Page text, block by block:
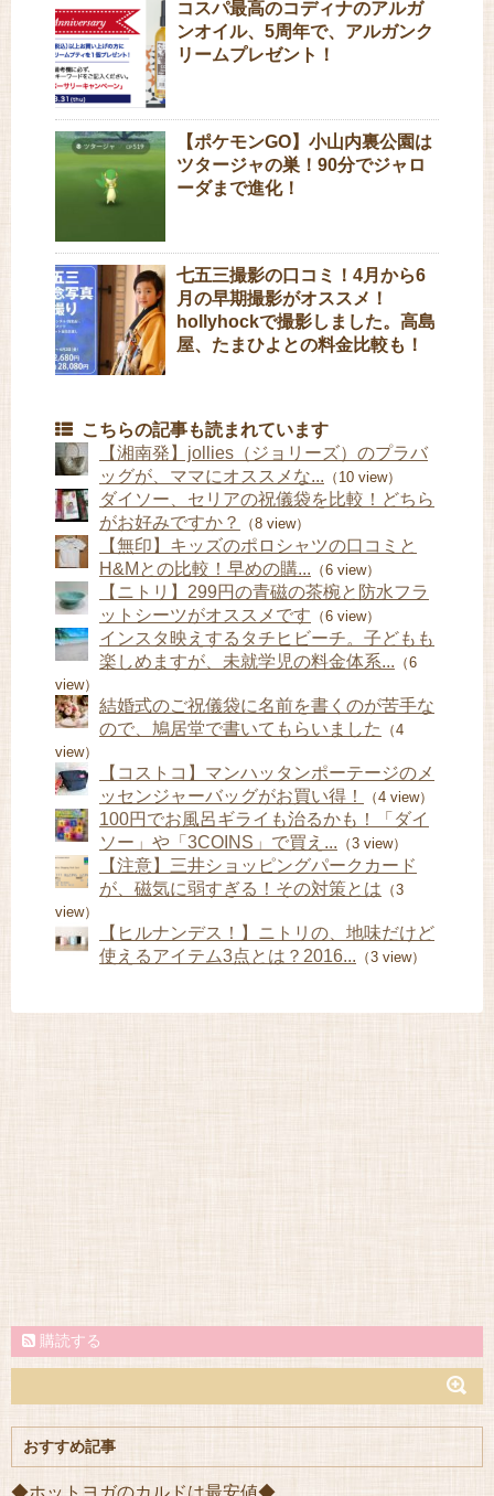
コスパ最高のコディナのアルガ
ンオイル、5周年で、アルガンク
リームプレゼント！
【ポケモンGO】小山内裏公園は
ツタージャの巣！90分でジャロ
ーダまで進化！
七五三撮影の口コミ！4月から6
月の早期撮影がオススメ！
hollyhockで撮影しました。高島
屋、たまひよとの料金比較も！
こちらの記事も読まれています
【湘南発】jollies（ジョリーズ）のプラバ
ッグが、ママにオススメな... （10 view）
ダイソー、セリアの祝儀袋を比較！どちら
がお好みですか？
（8 view）
【無印】キッズのポロシャツの口コミと
H&Mとの比較！早めの購... （6 view）
【ニトリ】299円の青磁の茶椀と防水フラ
ットシーツがオススメです （6 view）
インスタ映えするタチヒビーチ。子どもも
楽しめますが、未就学児の料金体系... （6
view）
結婚式のご祝儀袋に名前を書くのが苦手な
ので、鳩居堂で書いてもらいました
（4
view）
【コストコ】マンハッタンポーテージのメ
ッセンジャーバッグがお買い得！
（4 view）
100円でお風呂ギライも治るかも！「ダイ
ソー」や「3COINS」で買え... （3 view）
【注意】三井ショッピングパークカード
が、磁気に弱すぎる！その対策とは （3
view）
【ヒルナンデス！】ニトリの、地味だけど
使えるアイテム3点とは？2016... （3 view）
購読する
おすすめ記事